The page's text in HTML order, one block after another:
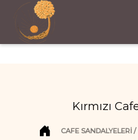
Kırmızı
CAFE SANDALYELERI